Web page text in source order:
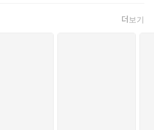
더보기